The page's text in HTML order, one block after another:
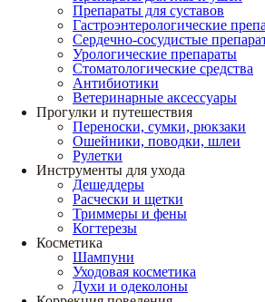
Препараты для суставов
Гастроэнтерологические
Сердечно-сосудистые
Урологические препараты
Стоматологические средства
Антибиотики
Ветеринарные аксессуары
Прогулки и путешествия
Переноски, сумки, рюкзаки
Ошейники, поводки, шлеи
Рулетки
Инструменты для ухода
Дешеддеры
Расчески и щетки
Триммеры и фены
Когтерезы
Косметика
Шампуни
Уходовая косметика
Духи и одеколоны